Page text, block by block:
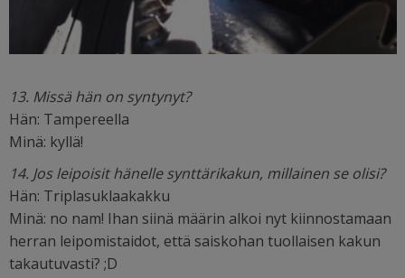
13. Missä hän on syntynyt?
Hän: Tampereella
Minä: kyllä!
14. Jos leipoisit hänelle synttärikakun, millainen se olisi?
Hän: Triplasuklaakakku
Minä: no nam! Ihan siinä määrin alkoi nyt kiinnostamaan
herran leipomistaidot, että saiskohan tuollaisen kakun
takautuvasti? ;D